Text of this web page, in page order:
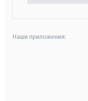
Наши приложения: